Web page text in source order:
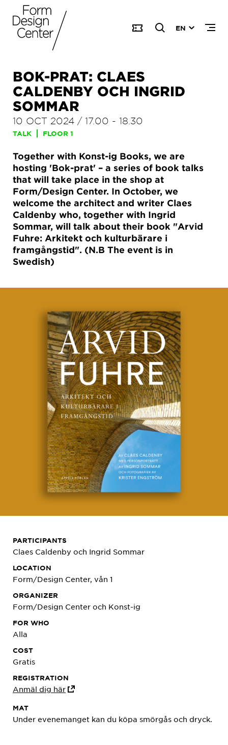
EN
BOK-PRAT: CLAES
CALDENBY OCH INGRID
SOMMAR
10 OCT 2024 / 17.00 - 18.30
TALK FLOOR 1
Together with Konst-ig Books, we are
hosting 'Bok-prat' – a series of book talks
that will take place in the shop at
Form/Design Center. In October, we
welcome the architect and writer Claes
Caldenby who, together with Ingrid
Sommar, will talk about their book "Arvid
Fuhre: Arkitekt och kulturbärare i
framgångstid". (N.B The event is in
Swedish)
PARTICIPANTS
Claes Caldenby och Ingrid Sommar
LOCATION
Form/Design Center, vån 1
ORGANIZER
Form/Design Center och Konst-ig
FOR WHO
Alla
COST
Gratis
REGISTRATION
Anmäl dig här
MAT
Under evenemanget kan du köpa smörgås och dryck.